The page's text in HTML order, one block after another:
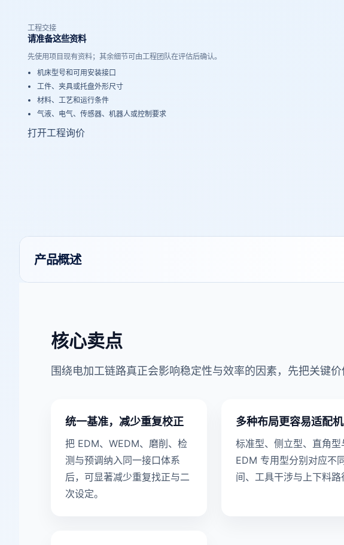
工程交接
请准备这些资料
先使用项目现有资料；其余细节可由工程团队在评估后确认。
机床型号和可用安装接口
工件、夹具或托盘外形尺寸
材料、工艺和运行条件
气液、电气、传感器、机器人或控制要求
打开工程询价
产品概述
核心卖点
围绕电加工链路真正会影响稳定性与效率的因素，先把关键价
统一基准，减少重复校正
把 EDM、WEDM、磨削、检
测与预调纳入同一接口体系
后，可显著减少重复找正与二
次设定。
多种布局更容易适配
标准型、侧立型、直角型
EDM 专用型分别对应不
间、工具干涉与上下料路